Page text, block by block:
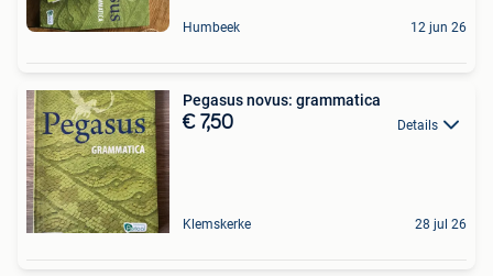
Humbeek 12 jun 26
Pegasus novus: grammatica
€ 7,50 Details
Klemskerke 28 jul 26